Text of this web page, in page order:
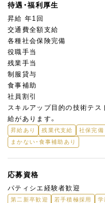
待遇・福利厚生
昇給 年1回
交通費全額支給
各種社会保険完備
役職手当
残業手当
制服貸与
食事補助
社員割引
スキルアップ目的の技術テス
給があります。
昇給あり 残業代支給 社保完備
まかない・食事補助あり
応募資格
パティシエ経験者歓迎
第二新卒歓迎 若手積極採用 学